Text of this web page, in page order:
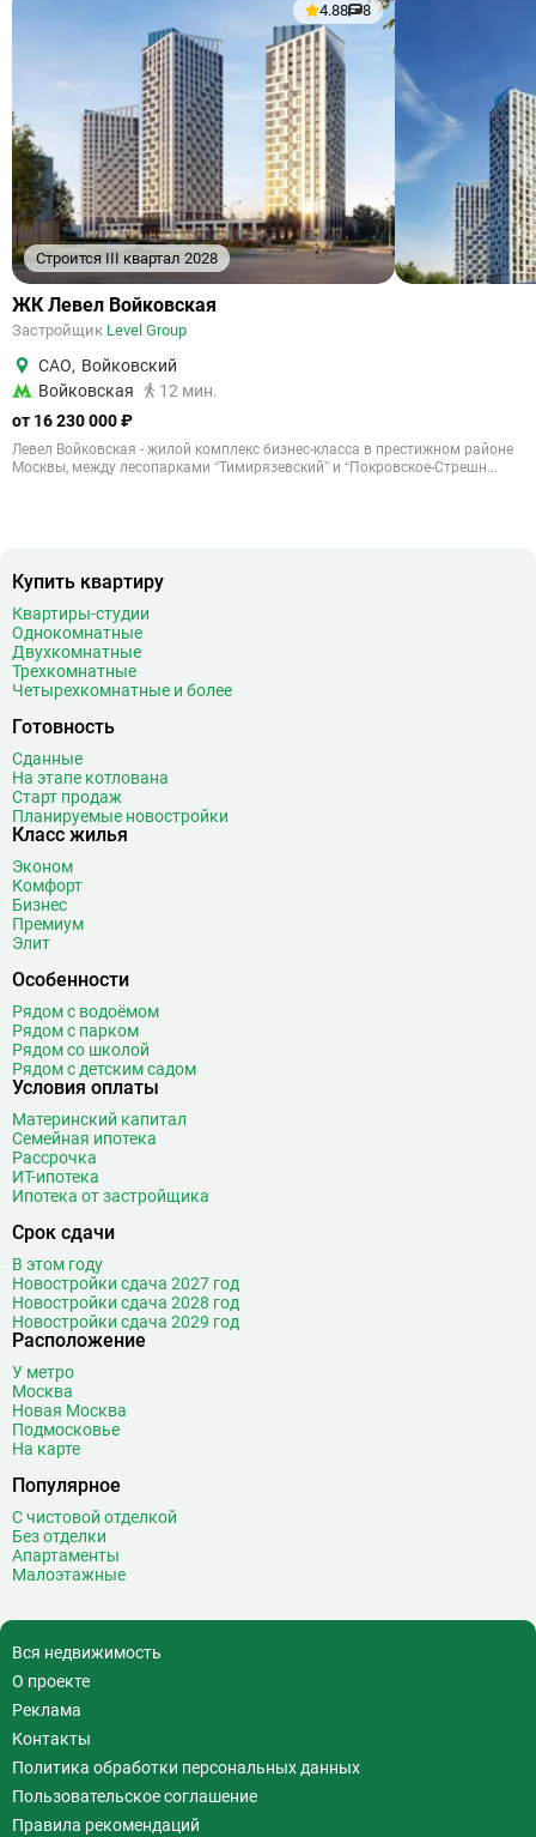
Строится III квартал 2028
4.88 8
ЖК Левел Войковская
Застройщик Level Group
САО, Войковский
Войковская
12 мин.
от 16 230 000 ₽
Левел Войковская - жилой комплекс бизнес-класса в престижном районе
Москвы, между лесопарками “Тимирязевский” и “Покровское-Стрешн...
Купить квартиру
Квартиры-студии
Однокомнатные
Двухкомнатные
Трехкомнатные
Четырехкомнатные и более
Готовность
Сданные
На этапе котлована
Старт продаж
Планируемые новостройки
Класс жилья
Эконом
Комфорт
Бизнес
Премиум
Элит
Особенности
Рядом с водоёмом
Рядом с парком
Рядом со школой
Рядом с детским садом
Условия оплаты
Материнский капитал
Семейная ипотека
Рассрочка
ИТ-ипотека
Ипотека от застройщика
Срок сдачи
В этом году
Новостройки сдача 2027 год
Новостройки сдача 2028 год
Новостройки сдача 2029 год
Расположение
У метро
Москва
Новая Москва
Подмосковье
На карте
Популярное
С чистовой отделкой
Без отделки
Апартаменты
Малоэтажные
Вся недвижимость
О проекте
Реклама
Контакты
Политика обработки персональных данных
Пользовательское соглашение
Правила рекомендаций